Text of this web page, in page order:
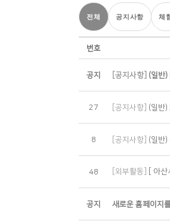
전체 공지사항 체
번호
공지 [공지사항] (일반)
27 [공지사항] (일반
8 [공지사항] (일반
48 [외부활동] [ 아
공지 새로운 홈페이지